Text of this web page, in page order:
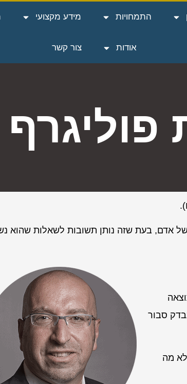
התמחויות מידע מקצועי
אודות צור קשר
פוליגרף
של אדם, בעת שזה נותן תשובות לשאלות שהוא
סבור
מה